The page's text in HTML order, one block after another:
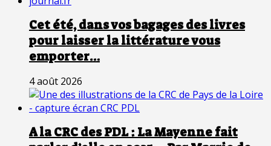
Cet été, dans vos bagages des livres
pour laisser la littérature vous
emporter…
4 août 2026
A la CRC des PDL : La Mayenne fait